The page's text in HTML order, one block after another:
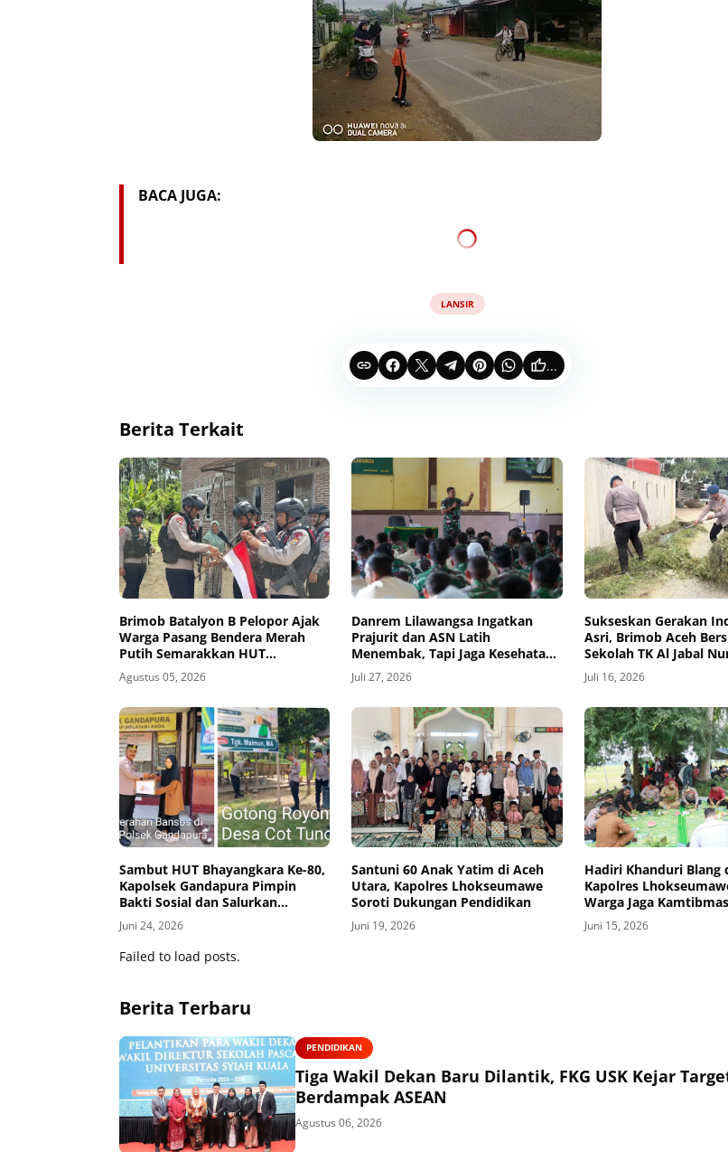
BACA JUGA:
LANSIR
...
Berita Terkait
Brimob Batalyon B Pelopor Ajak
Warga Pasang Bendera Merah
Putih Semarakkan HUT
Kemerdekaan RI Ke-81
Agustus 05, 2026
Danrem Lilawangsa Ingatkan
Prajurit dan ASN Latih
Menembak, Tapi Jaga Kesehatan
dan Hindari Pelanggaran
Juli 27, 2026
Sukseskan Gerakan
Asri, Brimob Aceh
Sekolah TK Al Jabal
Juli 16, 2026
Sambut HUT Bhayangkara Ke-80,
Kapolsek Gandapura Pimpin
Bakti Sosial dan Salurkan
Bantuan untuk Masyarakat
Juni 24, 2026
Santuni 60 Anak Yatim di Aceh
Utara, Kapolres Lhokseumawe
Soroti Dukungan Pendidikan
Juni 19, 2026
Hadiri Khanduri Blang
Kapolres
Warga Jaga
Ketahanan Pangan
Juni 15, 2026
Failed to load posts.
Berita Terbaru
PENDIDIKAN
Tiga Wakil Dekan Baru Dilantik, FKG USK Kejar
Berdampak ASEAN
Agustus 06, 2026